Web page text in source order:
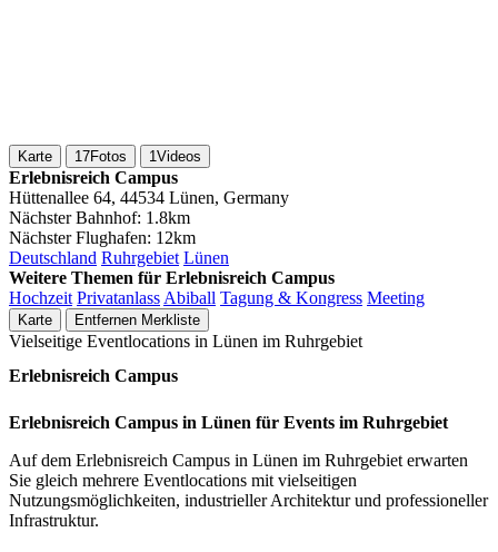
Karte 17Fotos 1Videos
Erlebnisreich Campus
Hüttenallee 64, 44534 Lünen, Germany
Nächster Bahnhof: 1.8km
Nächster Flughafen: 12km
Deutschland Ruhrgebiet Lünen
Weitere Themen für Erlebnisreich Campus
Hochzeit Privatanlass Abiball Tagung & Kongress Meeting
Karte Entfernen Merkliste
Vielseitige Eventlocations in Lünen im Ruhrgebiet
Erlebnisreich Campus
Erlebnisreich Campus in Lünen für Events im Ruhrgebiet
Auf dem Erlebnisreich Campus in Lünen im Ruhrgebiet erwarten
Sie gleich mehrere Eventlocations mit vielseitigen
Nutzungsmöglichkeiten, industrieller Architektur und professioneller
Infrastruktur.